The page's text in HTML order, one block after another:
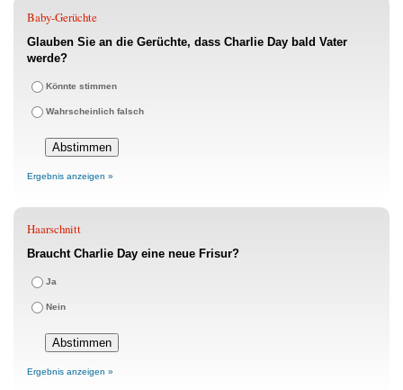
Baby-Gerüchte
Glauben Sie an die Gerüchte, dass Charlie Day bald Vater
werde?
Könnte stimmen
Wahrscheinlich falsch
Ergebnis anzeigen »
Haarschnitt
Braucht Charlie Day eine neue Frisur?
Ja
Nein
Ergebnis anzeigen »